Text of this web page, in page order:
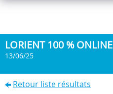
LORIENT 100 % ONLINE
13/06/25
Retour liste résultats